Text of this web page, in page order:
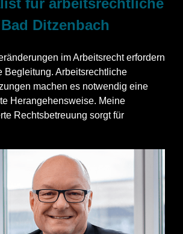
für arbeitsrechtliche
Ditzenbach
im Arbeitsrecht erfordern
Begleitung. Arbeitsrechtliche
machen es notwendig eine
Herangehensweise. Meine
Rechtsbetreuung sorgt für